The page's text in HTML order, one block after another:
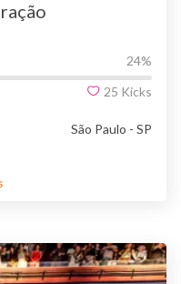
24%
25 Kicks
São Paulo - SP